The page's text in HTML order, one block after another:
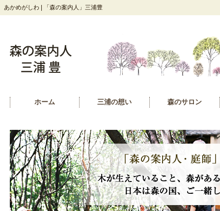
あかめがしわ | 「森の案内人」三浦豊
ホーム 三浦の想い 森のサロン